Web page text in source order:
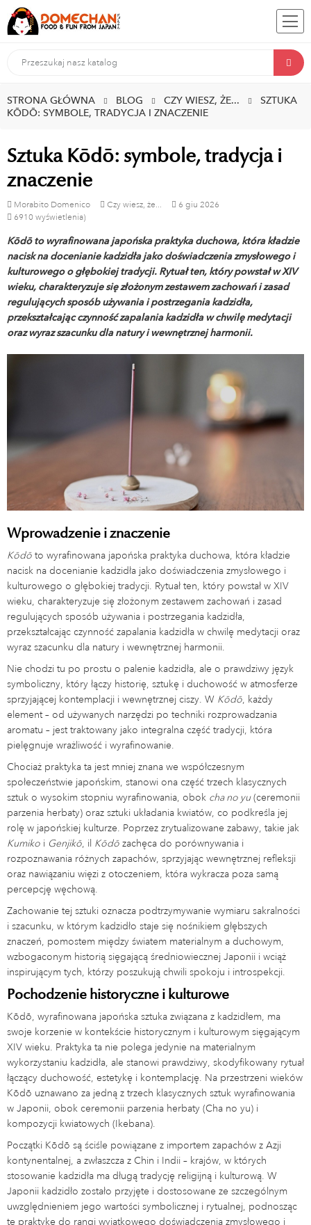
STRONA GŁÓWNA BLOG CZY WIESZ, ŻE...
SZTUKA
KŌDŌ: SYMBOLE, TRADYCJA I ZNACZENIE
Sztuka Kōdō: symbole, tradycja i
znaczenie
Morabito Domenico Czy wiesz, że... 6 giu 2026
6910 wyświetlenia)
Kōdō to wyrafinowana japońska praktyka duchowa, która kładzie
nacisk na docenianie kadzidła jako doświadczenia zmysłowego i
kulturowego o głębokiej tradycji. Rytuał ten, który powstał w XIV
wieku, charakteryzuje się złożonym zestawem zachowań i zasad
regulujących sposób używania i postrzegania kadzidła,
przekształcając czynność zapalania kadzidła w chwilę medytacji
oraz wyraz szacunku dla natury i wewnętrznej harmonii.
Wprowadzenie i znaczenie
Kōdō to wyrafinowana japońska praktyka duchowa, która kładzie
nacisk na docenianie kadzidła jako doświadczenia zmysłowego i
kulturowego o głębokiej tradycji. Rytuał ten, który powstał w XIV
wieku, charakteryzuje się złożonym zestawem zachowań i zasad
regulujących sposób używania i postrzegania kadzidła,
przekształcając czynność zapalania kadzidła w chwilę medytacji oraz
wyraz szacunku dla natury i wewnętrznej harmonii.
Nie chodzi tu po prostu o palenie kadzidła, ale o prawdziwy język
symboliczny, który łączy historię, sztukę i duchowość w atmosferze
sprzyjającej kontemplacji i wewnętrznej ciszy. W Kōdō, każdy
element – od używanych narzędzi po techniki rozprowadzania
aromatu – jest traktowany jako integralna część tradycji, która
pielęgnuje wrażliwość i wyrafinowanie.
Chociaż praktyka ta jest mniej znana we współczesnym
społeczeństwie japońskim, stanowi ona część trzech klasycznych
sztuk o wysokim stopniu wyrafinowania, obok cha no yu(ceremonii
parzenia herbaty) oraz sztuki układania kwiatów, co podkreśla jej
rolę w japońskiej kulturze. Poprzez zrytualizowane zabawy, takie jak
Kumiko i Genjikō, il Kōdō zachęca do porównywania i
rozpoznawania różnych zapachów, sprzyjając wewnętrznej refleksji
oraz nawiązaniu więzi z otoczeniem, która wykracza poza samą
percepcję węchową.
Zachowanie tej sztuki oznacza podtrzymywanie wymiaru sakralności
i szacunku, w którym kadzidło staje się nośnikiem głębszych
znaczeń, pomostem między światem materialnym a duchowym,
wzbogaconym historią sięgającą średniowiecznej Japonii i wciąż
inspirującym tych, którzy poszukują chwili spokoju i introspekcji.
Pochodzenie historyczne i kulturowe
Kōdō, wyrafinowana japońska sztuka związana z kadzidłem, ma
swoje korzenie w kontekście historycznym i kulturowym sięgającym
XIV wieku. Praktyka ta nie polega jedynie na materialnym
wykorzystaniu kadzidła, ale stanowi prawdziwy, skodyfikowany rytuał
łączący duchowość, estetykę i kontemplację. Na przestrzeni wieków
Kōdō uznawano za jedną z trzech klasycznych sztuk wyrafinowania
w Japonii, obok ceremonii parzenia herbaty (Cha no yu) i
kompozycji kwiatowych (Ikebana).
Początki Kōdō są ściśle powiązane z importem zapachów z Azji
kontynentalnej, a zwłaszcza z Chin i Indii – krajów, w których
stosowanie kadzidła ma długą tradycję religijną i kulturową. W
Japonii kadzidło zostało przyjęte i dostosowane ze szczególnym
uwzględnieniem jego wartości symbolicznej i rytualnej, podnosząc
tę praktykę do rangi wyjątkowego doświadczenia zmysłowego i